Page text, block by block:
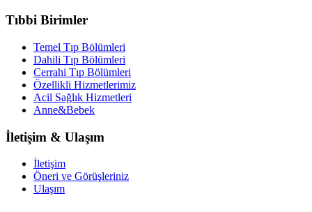
Tıbbi Birimler
Temel Tıp Bölümleri
Dahili Tıp Bölümleri
Cerrahi Tıp Bölümleri
Özellikli Hizmetlerimiz
Acil Sağlık Hizmetleri
Anne&Bebek
İletişim & Ulaşım
İletişim
Öneri ve Görüşleriniz
Ulaşım